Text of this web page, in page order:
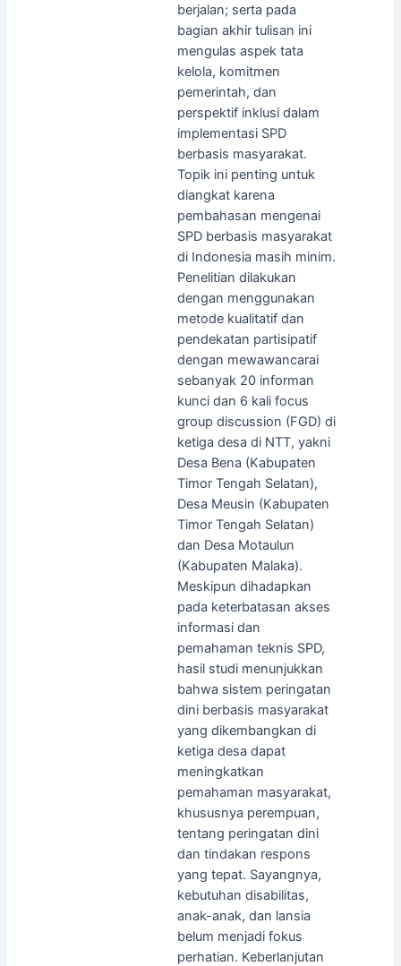
berjalan; serta pada
bagian akhir tulisan ini
mengulas aspek tata
kelola, komitmen
pemerintah, dan
perspektif inklusi dalam
implementasi SPD
berbasis masyarakat.
Topik ini penting untuk
diangkat karena
pembahasan mengenai
SPD berbasis masyarakat
di Indonesia masih minim.
Penelitian dilakukan
dengan menggunakan
metode kualitatif dan
pendekatan partisipatif
dengan mewawancarai
sebanyak 20 informan
kunci dan 6 kali focus
group discussion (FGD) di
ketiga desa di NTT, yakni
Desa Bena (Kabupaten
Timor Tengah Selatan),
Desa Meusin (Kabupaten
Timor Tengah Selatan)
dan Desa Motaulun
(Kabupaten Malaka).
Meskipun dihadapkan
pada keterbatasan akses
informasi dan
pemahaman teknis SPD,
hasil studi menunjukkan
bahwa sistem peringatan
dini berbasis masyarakat
yang dikembangkan di
ketiga desa dapat
meningkatkan
pemahaman masyarakat,
khususnya perempuan,
tentang peringatan dini
dan tindakan respons
yang tepat. Sayangnya,
kebutuhan disabilitas,
anak-anak, dan lansia
belum menjadi fokus
perhatian. Keberlanjutan